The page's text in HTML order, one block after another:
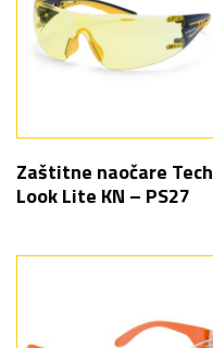
Zaštitne naočare Tech
Look Lite KN – PS27